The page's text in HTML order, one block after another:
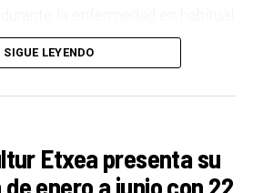
incertidumbre y mucho
es estar a su lado en esos
escucharles, orientarles y
la Esperanza’. ¿Qué buscáis
El 4 de febrero es el Día Mundial
SIGUE LEYENDO
Etxea presenta su
enero a junio con 22